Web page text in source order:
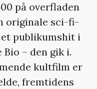
på overfladen
originale sci-fi-
publikumshit i
– den gik i.
kultfilm er
fremtidens